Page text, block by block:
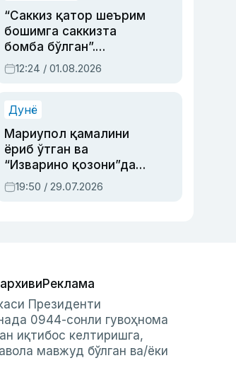
“Саккиз қатор шеърим
бошимга саккизта
бомба бўлган”.
Абдулла Ориповни
сиёсий айбловлардан
12:24 / 01.08.2026
Дунё
Мариупол қамалини
ёриб ўтган ва
“Изварино қозони”дан
чиққан қаҳрамон —
Украина армияси бош
19:50 / 29.07.2026
Реклама
Президенти
0944-сонли гувоҳнома
иқтибос келтиришга,
мавжуд бўлган ва/ёки